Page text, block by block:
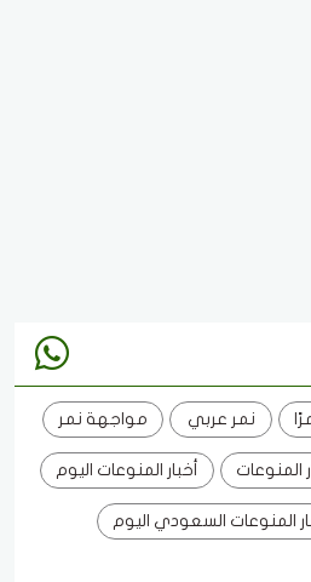
نمر عربي مواجهة نمر
المنوعات أخبار المنوعات اليوم
المنوعات السعودي اليوم